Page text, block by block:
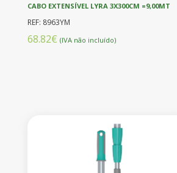
CABO EXTENSÍVEL LYRA 3X300CM =9,00MT
REF: 8963YM
68.82€ (IVA não incluído)